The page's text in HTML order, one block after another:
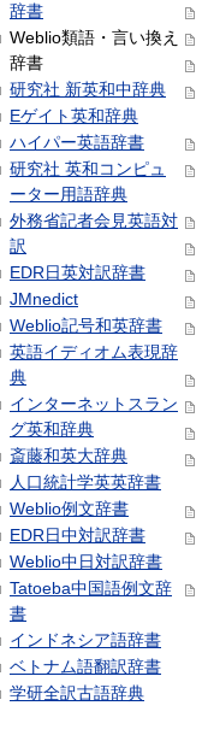
辞書
Weblio類語・言い換え
辞書
研究社 新英和中辞典
Eゲイト英和辞典
ハイパー英語辞書
研究社 英和コンピュ
ーター用語辞典
外務省記者会見英語対
訳
EDR日英対訳辞書
JMnedict
Weblio記号和英辞書
英語イディオム表現辞
典
インターネットスラン
グ英和辞典
斎藤和英大辞典
人口統計学英英辞書
Weblio例文辞書
EDR日中対訳辞書
Weblio中日対訳辞書
Tatoeba中国語例文辞
書
インドネシア語辞書
ベトナム語翻訳辞書
学研全訳古語辞典